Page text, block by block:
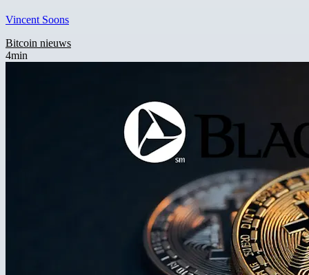
Vincent Soons
Bitcoin nieuws
4min